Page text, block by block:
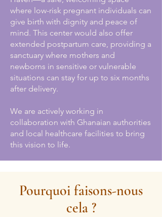
where low-risk pregnant individuals can
give birth with dignity and peace of
mind. This center would also offer
extended postpartum care, providing a
sanctuary where mothers and
newborns in sensitive or vulnerable
situations can stay for up to six months
after delivery.
We are actively working in
collaboration with Ghanaian authorities
and local healthcare facilities to bring
this vision to life.
Pourquoi faisons-nous
cela ?